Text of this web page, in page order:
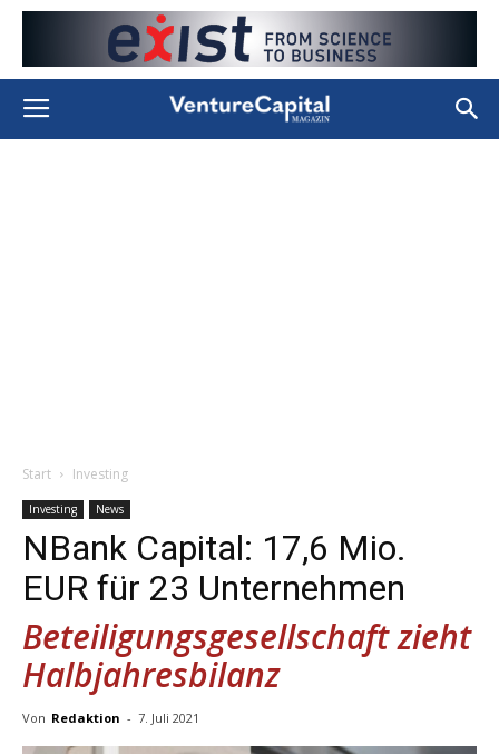
Start Investing
Investing News
NBank Capital: 17,6 Mio.
EUR für 23 Unternehmen
Beteiligungsgesellschaft zieht
Halbjahresbilanz
Von Redaktion - 7. Juli 2021